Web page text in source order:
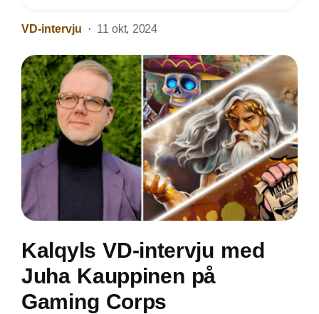
VD-intervju 11 okt, 2024
Kalqyls VD-intervju med
Juha Kauppinen på
Gaming Corps